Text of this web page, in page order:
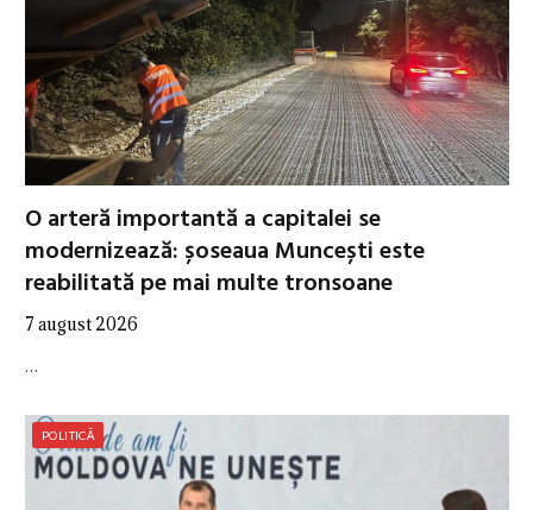
O arteră importantă a capitalei se
modernizează: șoseaua Muncești este
reabilitată pe mai multe tronsoane
7 august 2026
…
POLITICĂ